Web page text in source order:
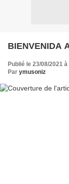
BIENVENIDA
Publié le 23/08/2021 à
Par ymusoniz